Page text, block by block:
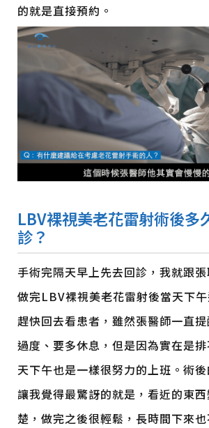
的就是直接預約。
LBV裸視美老花雷射術後多
診？
手術完隔天早上先去回診，我就跟
做完LBV裸視美老花雷射後當天下
趕快回去看患者，雖然張醫師一直
過度、要多休息，但是因為實在是
天下午也是一樣很努力的上班。術後
讓我覺得最驚訝的就是，看近的東
楚，做完之後很輕鬆，長時間下來